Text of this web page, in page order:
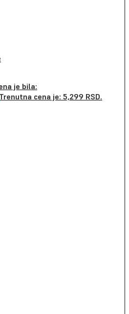
je bila:
Trenutna cena je: 5,299 RSD.